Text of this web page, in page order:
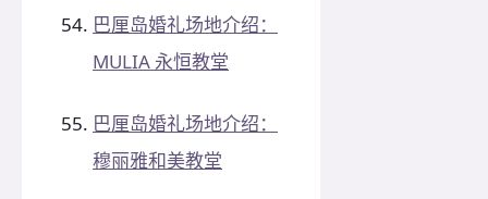
巴厘岛婚礼场地介绍：
MULIA 永恒教堂
巴厘岛婚礼场地介绍：
穆丽雅和美教堂